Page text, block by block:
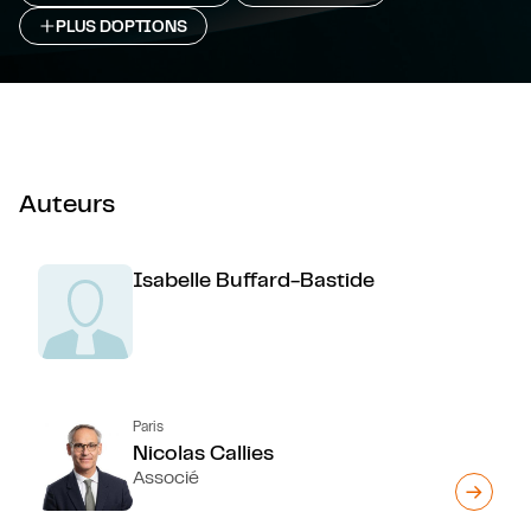
PLUS D`OPTIONS
Auteurs
Isabelle Buffard-Bastide
Paris
Nicolas Callies
Associé